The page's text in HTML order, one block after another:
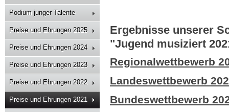
Podium junger Talente
Preise und Ehrungen 2025
Preise und Ehrungen 2024
Preise und Ehrungen 2023
Preise und Ehrungen 2022
Preise und Ehrungen 2021
Ergebnisse unserer
"Jugend musiziert
Regionalwettbewerb
Landeswettbewerb
Bundeswettbewerb